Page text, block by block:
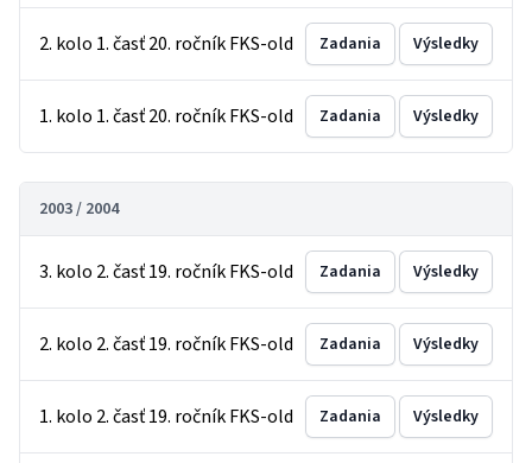
2. kolo 1. časť 20. ročník FKS-old Zadania Výsledky
1. kolo 1. časť 20. ročník FKS-old Zadania Výsledky
2003 / 2004
3. kolo 2. časť 19. ročník FKS-old Zadania Výsledky
2. kolo 2. časť 19. ročník FKS-old Zadania Výsledky
1. kolo 2. časť 19. ročník FKS-old Zadania Výsledky